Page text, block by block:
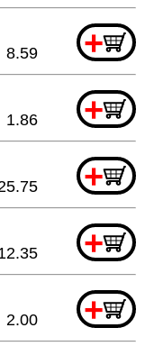
+
8.59
+
1.86
+
+
+
2.00